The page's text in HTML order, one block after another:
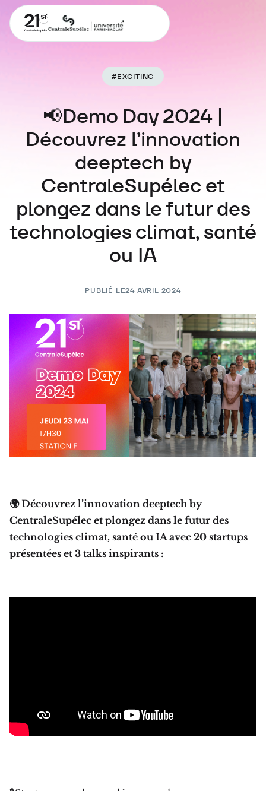
#EXCITING
📢Demo Day 2024 |
Découvrez l’innovation
deeptech by
CentraleSupélec et
plongez dans le futur des
technologies climat, santé
ou IA
PUBLIÉ LE24 AVRIL 2024
🌍 Découvrez l’innovation deeptech by
CentraleSupélec et plongez dans le futur des
technologies climat, santé ou IA avec 20 startups
présentées et 3 talks inspirants :